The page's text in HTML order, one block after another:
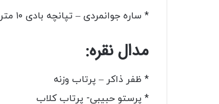
* ساره جوانمردی – تپانچه بادی ۱۰ متر
مدال نقره:
* ظفر ذاکر – پرتاب وزنه
* پرستو حبیبی- پرتاب کلاب